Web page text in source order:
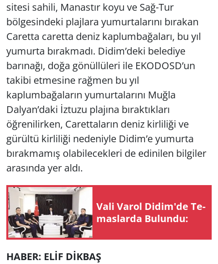
sitesi sahili, Manastır koyu ve Sağ-Tur
bölgesindeki plajlara yumurtalarını bırakan
Caretta caretta deniz kaplumbağaları, bu yıl
yumurta bırakmadı. Didim’deki belediye
barınağı, doğa gönüllüleri ile EKODOSD’un
takibi etmesine rağmen bu yıl
kaplumbağaların yumurtalarını Muğla
Dalyan’daki İztuzu plajına bıraktıkları
öğrenilirken, Carettaların deniz kirliliği ve
gürültü kirliliği nedeniyle Didim’e yumurta
bırakmamış olabilecekleri de edinilen bilgiler
arasında yer aldı.
Vali Varol Didim'de Te­
mas­lar­da Bu­lun­du:
HABER: ELİF DİKBAŞ